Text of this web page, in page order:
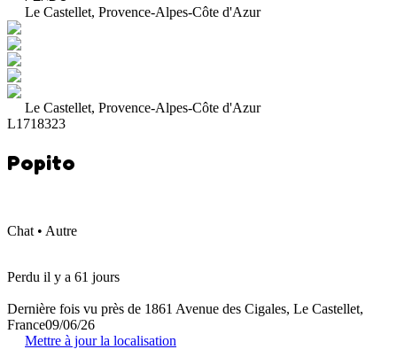
Le Castellet, Provence-Alpes-Côte d'Azur
Le Castellet, Provence-Alpes-Côte d'Azur
L1718323
Popito
Chat • Autre
Perdu il y a 61 jours
Dernière fois vu près de 1861 Avenue des Cigales, Le Castellet,
France09/06/26
Mettre à jour la localisation